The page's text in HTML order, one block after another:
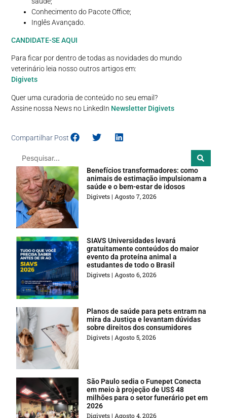
Conhecimento do Pacote Office;
Inglês Avançado.
CANDIDATE-SE AQUI
Para ficar por dentro de todas as novidades do mundo
veterinário leia nosso outros artigos em:
Digivets
Quer uma curadoria de conteúdo no seu email?
Assine nossa News no LinkedIn Newsletter Digivets
Compartilhar Post
Benefícios transformadores: como
animais de estimação impulsionam a
saúde e o bem-estar de idosos
Digivets Agosto 7, 2026
SIAVS Universidades levará
gratuitamente conteúdos do maior
evento da proteína animal a
estudantes de todo o Brasil
Digivets Agosto 6, 2026
Planos de saúde para pets entram na
mira da Justiça e levantam dúvidas
sobre direitos dos consumidores
Digivets Agosto 5, 2026
São Paulo sedia o Funepet Conecta
em meio à projeção de US$ 48
milhões para o setor funerário pet em
2026
Digivets Agosto 4, 2026